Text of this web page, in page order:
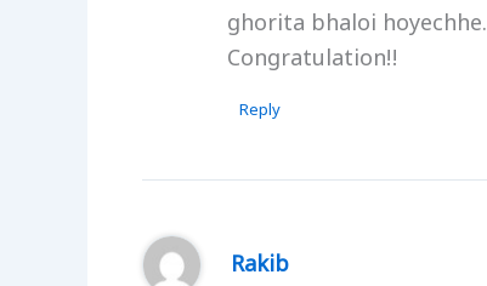
ghorita bhaloi hoyechhe.
Congratulation!!
Reply
Rakib